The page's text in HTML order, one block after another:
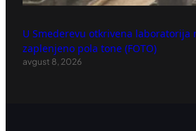
U Smederevu otkrivena laboratorija
zaplenjeno pola tone (FOTO)
avgust 8, 2026